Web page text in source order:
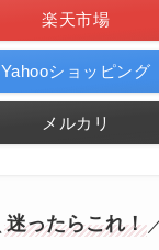
楽天市場
Yahooショッピング
メルカリ
迷ったらこれ！